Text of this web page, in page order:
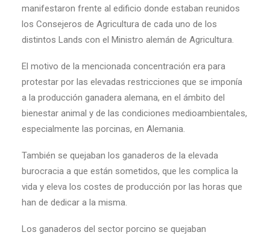
manifestaron frente al edificio donde estaban reunidos
los Consejeros de Agricultura de cada uno de los
distintos Lands con el Ministro alemán de Agricultura.
El motivo de la mencionada concentración era para
protestar por las elevadas restricciones que se imponía
a la producción ganadera alemana, en el ámbito del
bienestar animal y de las condiciones medioambientales,
especialmente las porcinas, en Alemania.
También se quejaban los ganaderos de la elevada
burocracia a que están sometidos, que les complica la
vida y eleva los costes de producción por las horas que
han de dedicar a la misma.
Los ganaderos del sector porcino se quejaban